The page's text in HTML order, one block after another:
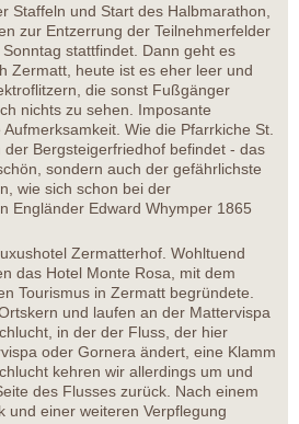
Staffeln und Start des Halbmarathon,
zur Entzerrung der Teilnehmerfelder
stattfindet. Dann geht es
Zermatt, heute ist es eher leer und
die sonst Fußgänger
nichts zu sehen. Imposante
Wie die Pfarrkiche St.
Bergsteigerfriedhof befindet - das
sondern auch der gefährlichste
wie sich schon bei der
Engländer Edward Whymper 1865
Zermatterhof. Wohltuend
das Hotel Monte Rosa, mit dem
Tourismus in Zermatt begründete.
und laufen an der Mattervispa
in der der Fluss, der hier
oder Gornera ändert, eine Klamm
kehren wir allerdings um und
des Flusses zurück. Nach einem
und einer weiteren Verpflegung